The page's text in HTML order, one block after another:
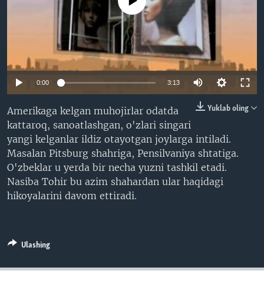
XABARLAR SURATLARDA
ODNOKLASSNIKI
TWITTER
SOUNDCLOUD
0:00 3:13
Yuklab oling
Amerikaga kelgan muhojirlar odatda
kattaroq, sanoatlashgan, o'zlari singari
yangi kelganlar ildiz otayotgan joylarga intiladi.
Masalan Pitsburg shahriga, Pensilvaniya shtatiga.
O'zbeklar u yerda bir necha yuzni tashkil etadi.
Nasiba Tohir bu azim shahardan ular haqidagi
hikoyalarini davom ettiradi.
Ulashing